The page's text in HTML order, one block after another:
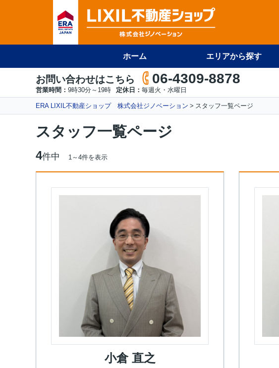
ホーム エリアから探す
お問い合わせはこちら 06-4309-8878
営業時間： 9時30分～19時 定休日： 毎週火・水曜日
ERA LIXIL不動産ショップ 株式会社ジノベーション スタッフ一覧ページ
スタッフ一覧ページ
4件中 1～4件を表示
小倉 直之